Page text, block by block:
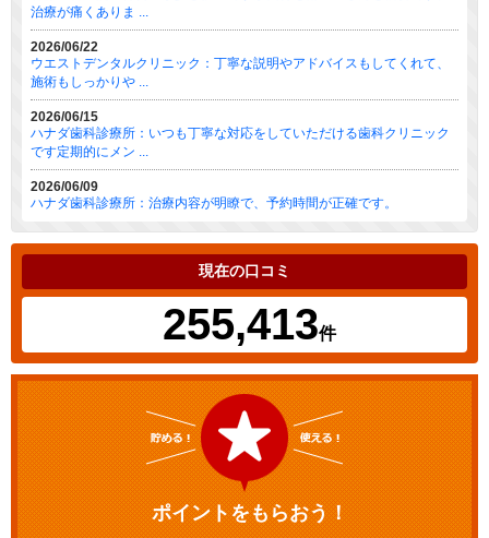
治療が痛くありま ...
2026/06/22
ウエストデンタルクリニック：丁寧な説明やアドバイスもしてくれて、
施術もしっかりや ...
2026/06/15
ハナダ歯科診療所：いつも丁寧な対応をしていただける歯科クリニック
です定期的にメン ...
2026/06/09
ハナダ歯科診療所：治療内容が明瞭で、予約時間が正確です。
現在の口コミ
255,413件
ポイントをもらおう！